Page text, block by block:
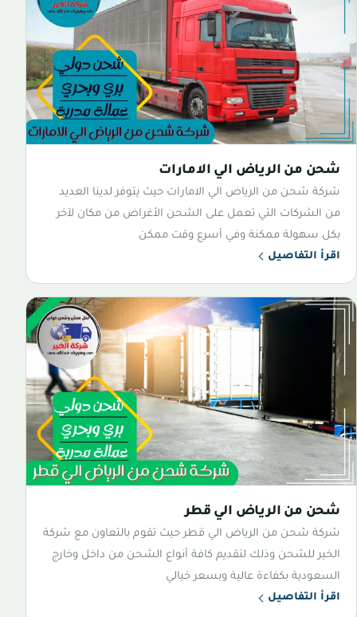
شحن من الرياض الي الامارات
شركة شحن من الرياض الي الامارات حيث يتوفر لدينا العديد
من الشركات التي تعمل على الشحن الأغراض من مكان لآخر
بكل سهولة ممكنة وفي أسرع وقت ممكن
اقرأ التفاصيل
شحن من الرياض الي قطر
شركة شحن من الرياض الي قطر حيث تقوم بالتعاون مع شركة
الخير للشحن وذلك لتقديم كافة أنواع الشحن من داخل وخارج
السعودية بكفاءة عالية وبسعر خيالي
اقرأ التفاصيل